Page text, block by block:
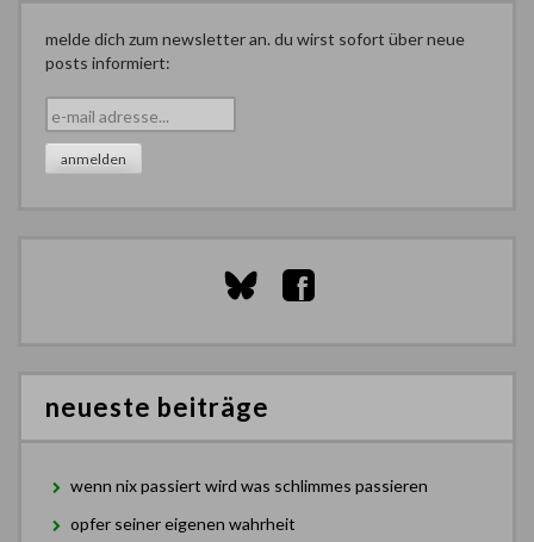
melde dich zum newsletter an. du wirst sofort über neue
posts informiert:
neueste beiträge
wenn nix passiert wird was schlimmes passieren
opfer seiner eigenen wahrheit